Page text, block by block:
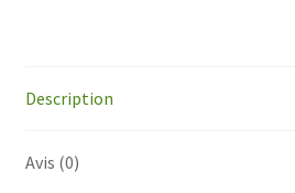
Description
Avis (0)